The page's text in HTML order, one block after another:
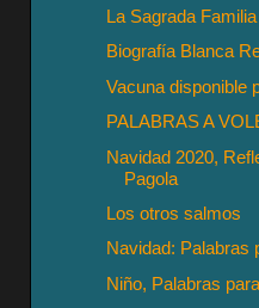
La Sagrada Familia
Biografía Blanca
Vacuna disponible
PALABRAS A
Navidad 2020,
Pagola
Los otros salmos
Navidad: Palabras
Niño, Palabras